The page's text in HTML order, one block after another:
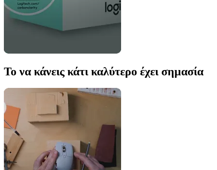
Το να κάνεις κάτι καλύτερο έχει σημασία